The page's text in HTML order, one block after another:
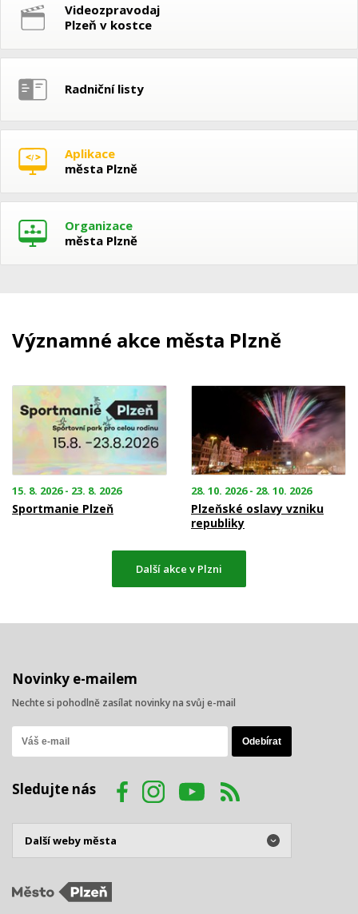
Videozpravodaj
Plzeň v kostce
Radniční listy
Aplikace
města Plzně
Organizace
města Plzně
Významné akce města Plzně
15. 8. 2026 - 23. 8. 2026
Sportmanie Plzeň
28. 10. 2026 - 28. 10. 2026
Plzeňské oslavy vzniku
republiky
Další akce v Plzni
Novinky e-mailem
Nechte si pohodlně zasílat novinky na svůj e-mail
Sledujte nás